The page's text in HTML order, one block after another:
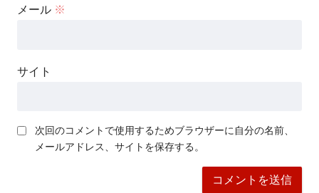
メール ※
サイト
次回のコメントで使用するためブラウザーに自分の名前、
メールアドレス、サイトを保存する。